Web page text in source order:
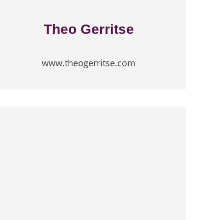
Theo Gerritse
www.theogerritse.com